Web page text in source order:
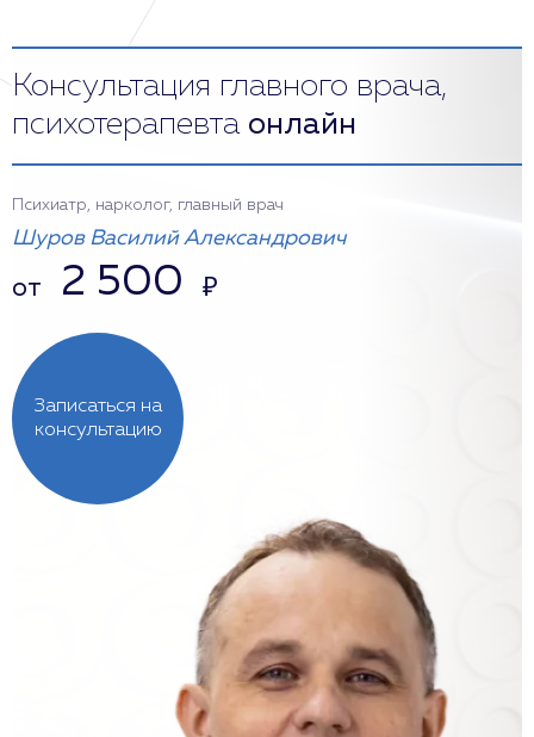
Консультация главного врача,
психотерапевта онлайн
Записаться на
консультацию
Психиатр, нарколог, главный врач
Шуров Василий Александрович
от 2 500 ₽